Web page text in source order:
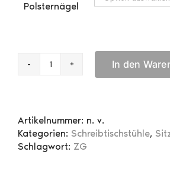
Polsternägel
Williams
In den
Artikelnummer: n. v.
Kategorien: Schreibtischstühle,
Schlagwort: ZG